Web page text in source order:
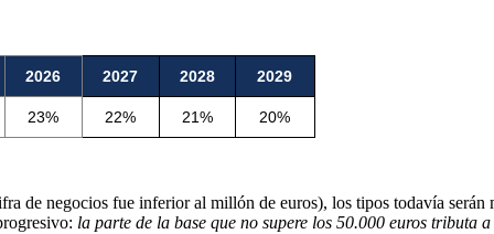
2026 2027 2028 2029
23% 22% 21% 20%
de negocios fue inferior al millón de euros), los tipos todavía serán
la parte de la base que no supere los 50.000 euros tributa